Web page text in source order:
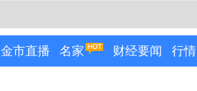
金市直播 名家 财经要闻 行情